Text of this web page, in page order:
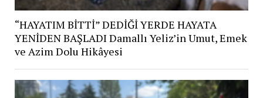
“HAYATIM BİTTİ” DEDİĞİ YERDE HAYATA
YENİDEN BAŞLADI Damallı Yeliz’in Umut, Emek
ve Azim Dolu Hikâyesi